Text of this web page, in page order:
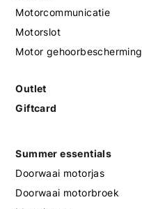
Motorcommunicatie
Motorslot
Motor gehoorbescherming
Outlet
Giftcard
Summer essentials
Doorwaai motorjas
Doorwaai motorbroek